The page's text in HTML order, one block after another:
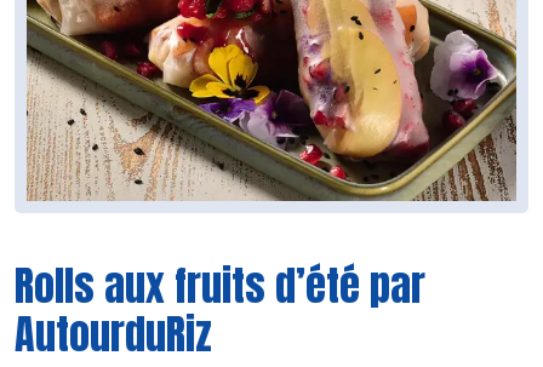
Rolls aux fruits d’été par
AutourduRiz